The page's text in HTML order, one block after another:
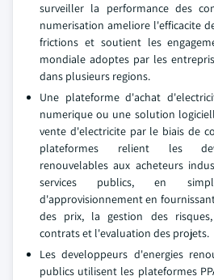
surveiller la performance des
numerisation ameliore l'efficacite
frictions et soutient les
mondiale adoptes par les
dans plusieurs regions.
Une plateforme d'achat
numerique ou une solution
vente d'electricite par le biais de
plateformes relient les
renouvelables aux acheteurs
services publics, en
d'approvisionnement en
des prix, la gestion des
contrats et l'evaluation des projets.
Les developpeurs d'energies
publics utilisent les plateformes